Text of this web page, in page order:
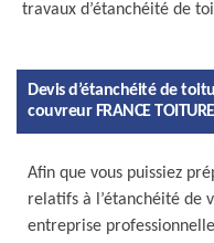
travaux d’étanchéité de
Devis d’étanchéité de
couvreur FRANCE TOITURE
Afin que vous puissiez
relatifs à l’étanchéité de
entreprise